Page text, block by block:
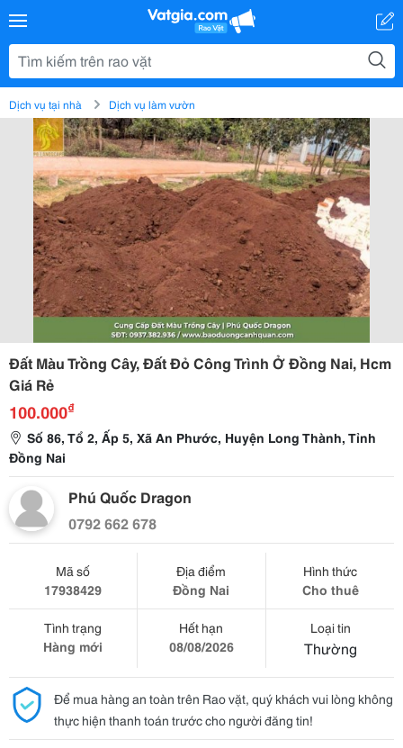
Dịch vụ tại nhà Dịch vụ làm vườn
Đất Màu Trồng Cây, Đất Đỏ Công Trình Ở Đồng Nai, Hcm
Giá Rẻ
100.000₫
Số 86, Tổ 2, Ấp 5, Xã An Phước, Huyện Long Thành, Tỉnh
Đồng Nai
Phú Quốc Dragon
0792 662 678
Mã số
17938429
Địa điểm
Đồng Nai
Hình thức
Cho thuê
Tình trạng
Hàng mới
Hết hạn
08/08/2026
Loại tin
Thường
Để mua hàng an toàn trên Rao vặt, quý khách vui lòng không
thực hiện thanh toán trước cho người đăng tin!